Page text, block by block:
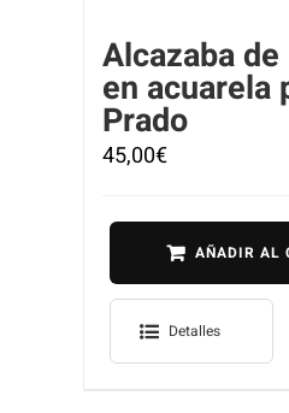
Alcazaba
en acuarela
Prado
45,00€
AÑADIR AL
Detalles